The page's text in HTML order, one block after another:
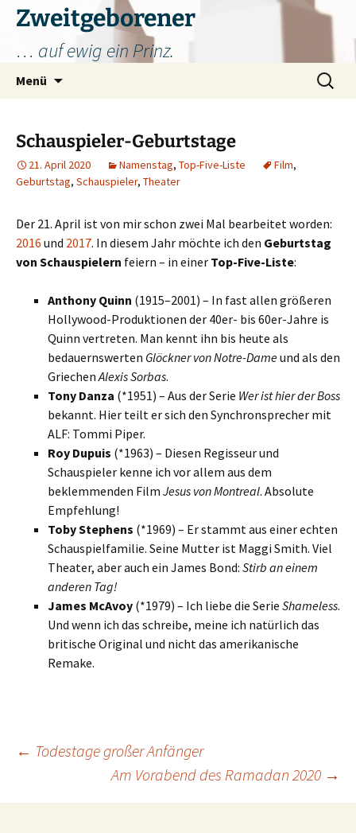
Zum
Inhalt
springen
Zweitgeborener
… auf ewig ein Prinz.
Menü
Suchen
nach:
Schauspieler-Geburtstage
21. April 2020 Namenstag, Top-Five-Liste Film,
Geburtstag, Schauspieler, Theater
Der 21. April ist von mir schon zwei Mal bearbeitet worden:
2016 und 2017. In diesem Jahr möchte ich den Geburtstag
von Schauspielern feiern – in einer Top-Five-Liste:
Anthony Quinn (1915–2001) – In fast allen größeren
Hollywood-Produktionen der 40er- bis 60er-Jahre is
Quinn vertreten. Man kennt ihn bis heute als
bedauernswerten Glöckner von Notre-Dameund als den
GriechenAlexis Sorbas.
Tony Danza (*1951) – Aus der Serie Wer ist hier der Boss
bekannt. Hier teilt er sich den Synchronsprecher mit
ALF: Tommi Piper.
Roy Dupuis (*1963) – Diesen Regisseur und
Schauspieler kenne ich vor allem aus dem
beklemmenden Film Jesus von Montreal. Absolute
Empfehlung!
Toby Stephens (*1969) – Er stammt aus einer echten
Schauspielfamilie. Seine Mutter ist Maggi Smith. Viel
Theater, aber auch ein James Bond: Stirb an einem
anderen Tag!
James McAvoy (*1979) – Ich liebe die Serie Shameless.
Und wenn ich das schreibe, meine ich natürlich das
britische Original und nicht das amerikanische
Remake.
Beitragsnavigation
← Todestage großer Anfänger
Am Vorabend des Ramadan 2020 →